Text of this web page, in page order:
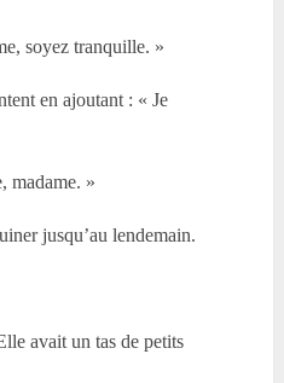
soyez tranquille. »
en ajoutant : « Je
madame. »
jusqu’au lendemain.
avait un tas de petits